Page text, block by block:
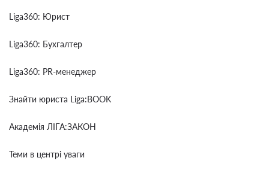
Liga360: Юрист
Liga360: Бухгалтер
Liga360: PR-менеджер
Знайти юриста Liga:BOOK
Академія ЛІГА:ЗАКОН
Теми в центрі уваги